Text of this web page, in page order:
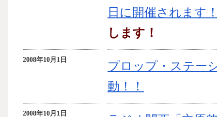
日に開催されます
します！
2008年10月1日
プロップ・ステー
動！！
2008年10月1日